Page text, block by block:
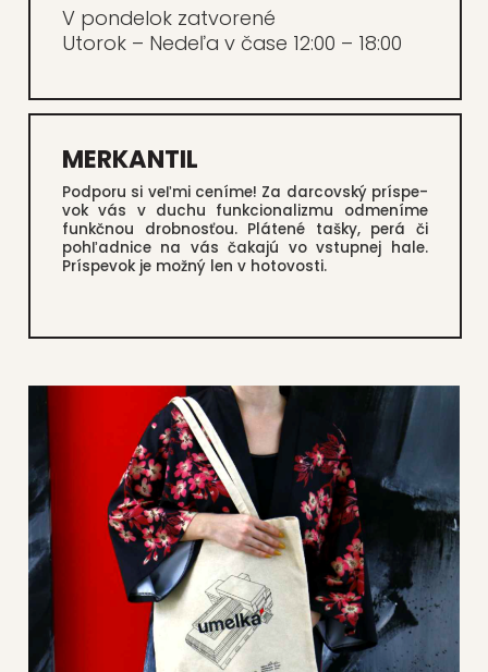
V pon­de­lok zatvo­re­né
Uto­rok – Nede­ľa v čase 12:00 – 18:00
MERKANTIL
Pod­po­ru si veľ­mi cení­me! Za dar­cov­ský prís­pe­
vok vás v duchu fun­kci­ona­liz­mu odme­ní­me
funkč­nou drob­nos­ťou. Plá­te­né taš­ky, perá či
pohľad­ni­ce na vás čaka­jú vo vstup­nej hale.
Prís­pe­vok je mož­ný len v hoto­vos­ti.